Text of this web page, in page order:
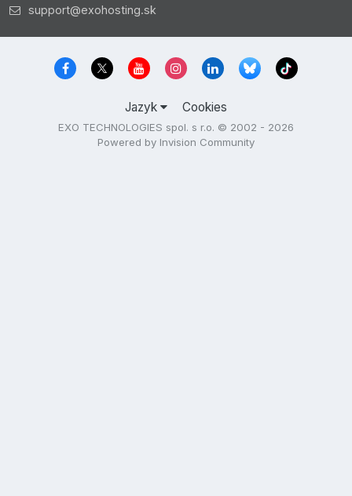
support@exohosting.sk
Jazyk Cookies
EXO TECHNOLOGIES spol. s r.o. © 2002 - 2026
Powered by Invision Community